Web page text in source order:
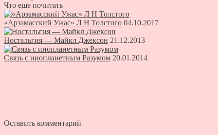
Что еще почитать
«Арзамасский Ужас» Л Н Толстого 04.10.2017
Ностальгия — Майкл Джексон 21.12.2013
Связь с инопланетным Разумом 20.01.2014
Оставить комментарий